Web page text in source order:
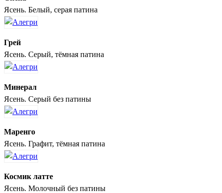
Ясень. Белый, серая патина
Грей
Ясень. Серый, тёмная патина
Минерал
Ясень. Серый без патины
Маренго
Ясень. Графит, тёмная патина
Космик латте
Ясень. Молочный без патины